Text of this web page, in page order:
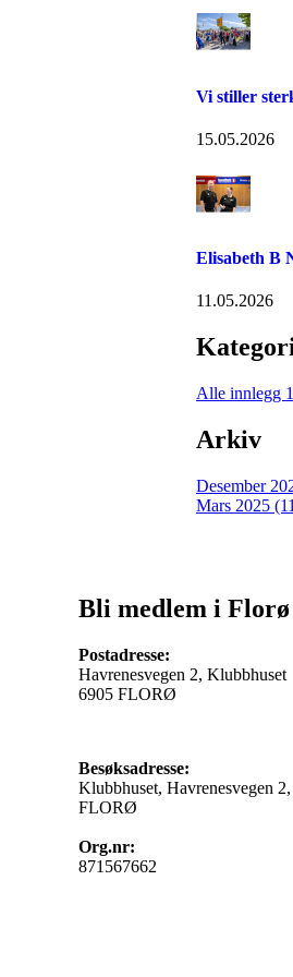
Vi stiller
15.05.2026
Elisabeth B
11.05.2026
Alle innlegg
Arkiv
Desember
Mars 2025
Bli medlem i
Postadresse:
Havrenesvegen 2, Klubbhuset
6905 FLORØ
Besøksadresse:
Klubbhuset, Havrenesvegen 2,
FLORØ
Org.nr:
871567662